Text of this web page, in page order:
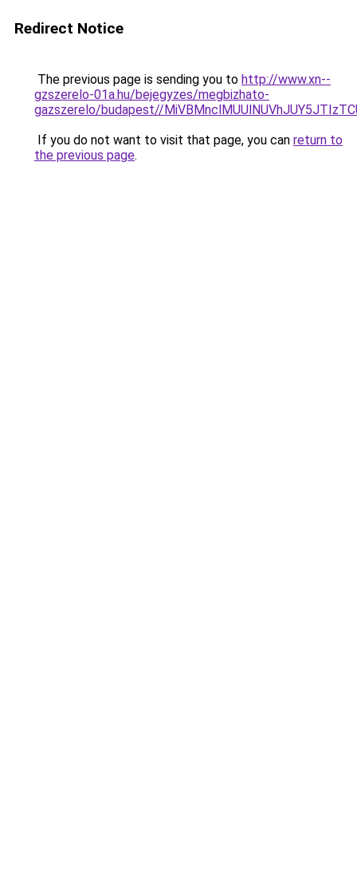
Redirect Notice
The previous page is sending you to http://www.xn--
gzszerelo-01a.hu/bejegyzes/megbizhato-
gazszerelo/budapest//
If you do not want to visit that page, you can return to
the previous page.